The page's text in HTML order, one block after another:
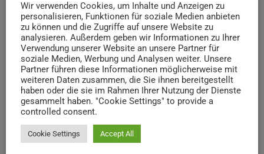
Pressemitteilung sollen zukünftig nur noch bis zu 60
Prozent der Immobilien finanziert werden, die es zu
Beginn des Jahres 2012 gegeben hat. Pro Gemeinde
sollen dabei mindestens zwei Kirchen bestehen bleiben.
Die Gemeinden können selbst entscheiden, ob sie
zusätzliche Gebäude selbst finanzieren wollen. Bis 2034
sollen alle Gemeinden ein entsprechendes
Immobilienkonzept erstellen. Mit dieser neuen
Veränderungen in der […]
Wir verwenden Cookies, um Inhalte und Anzeigen zu
personalisieren, Funktionen für soziale Medien anbieten
zu können und die Zugriffe auf unsere Website zu
analysieren. Außerdem geben wir Informationen zu Ihrer
Verwendung unserer Website an unsere Partner für
soziale Medien, Werbung und Analysen weiter. Unsere
Partner führen diese Informationen möglicherweise mit
weiteren Daten zusammen, die Sie ihnen bereitgestellt
haben oder die sie im Rahmen Ihrer Nutzung der Dienste
gesammelt haben. "Cookie Settings" to provide a
controlled consent.
Cookie Settings Accept All